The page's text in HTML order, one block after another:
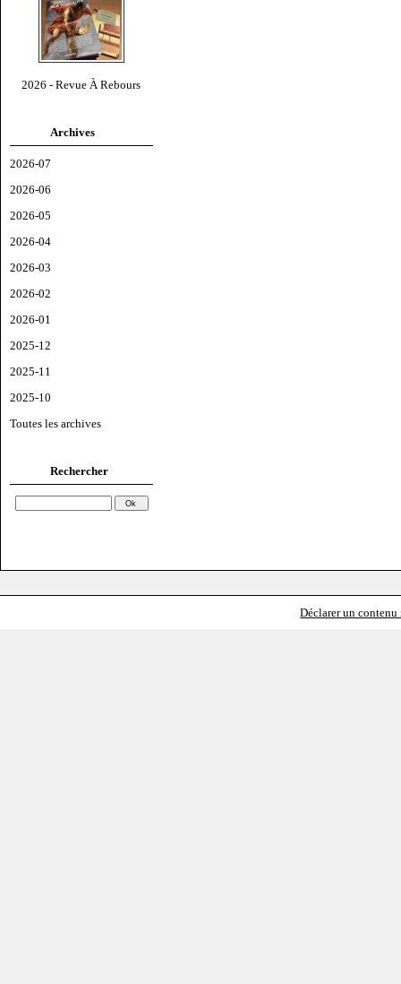
2026 - Revue À Rebours
Archives
2026-07
2026-06
2026-05
2026-04
2026-03
2026-02
2026-01
2025-12
2025-11
2025-10
Toutes les archives
Rechercher
Déclarer un